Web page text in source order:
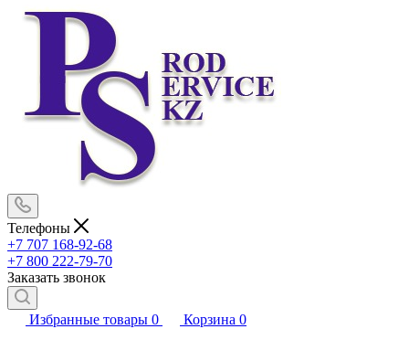
Телефоны
+7 707 168-92-68
+7 800 222-79-70
Заказать звонок
Избранные товары 0 Корзина 0